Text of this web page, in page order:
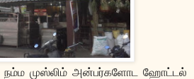
நம்ம முஸ்லிம் அன்பர்களோட ஹோட்டல்